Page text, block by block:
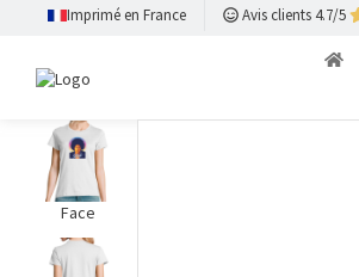
Imprimé en France Avis clients 4.7/5
Face